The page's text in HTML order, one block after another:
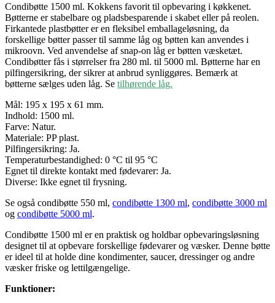
Condibøtte 1500 ml. Kokkens favorit til opbevaring i køkkenet.
Bøtterne er stabelbare og pladsbesparende i skabet eller på reolen.
Firkantede plastbøtter er en fleksibel emballageløsning, da
forskellige bøtter passer til samme låg og bøtten kan anvendes i
mikroovn. Ved anvendelse af snap-on låg er bøtten væsketæt.
Condibøtter fås i størrelser fra 280 ml. til 5000 ml. Bøtterne har en
pilfingersikring, der sikrer at anbrud synliggøres. Bemærk at
bøtterne sælges uden låg. Se tilhørende låg.
Mål: 195 x 195 x 61 mm.
Indhold: 1500 ml.
Farve: Natur.
Materiale: PP plast.
Pilfingersikring: Ja.
Temperaturbestandighed: 0 °C til 95 °C
Egnet til direkte kontakt med fødevarer: Ja.
Diverse: Ikke egnet til frysning.
Se også condibøtte 550 ml, condibøtte 1300 ml, condibøtte 3000 ml
og condibøtte 5000 ml.
Condibøtte 1500 ml er en praktisk og holdbar opbevaringsløsning
designet til at opbevare forskellige fødevarer og væsker. Denne bøtte
er ideel til at holde dine kondimenter, saucer, dressinger og andre
væsker friske og lettilgængelige.
Funktioner: